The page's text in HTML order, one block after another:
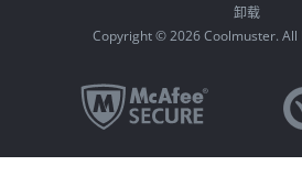
卸载
Copyright © 2026 Coolmuster. All